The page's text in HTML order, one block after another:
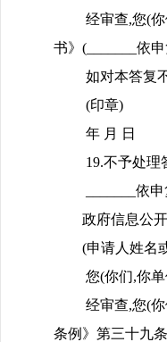
经审查,您(你
书》(_______依
如对本答复
(印章)
年 月 日
19.不予处理
_______依
政府信息公
(申请人姓名
您(你们,你
经审查,您(
条例》第三十九